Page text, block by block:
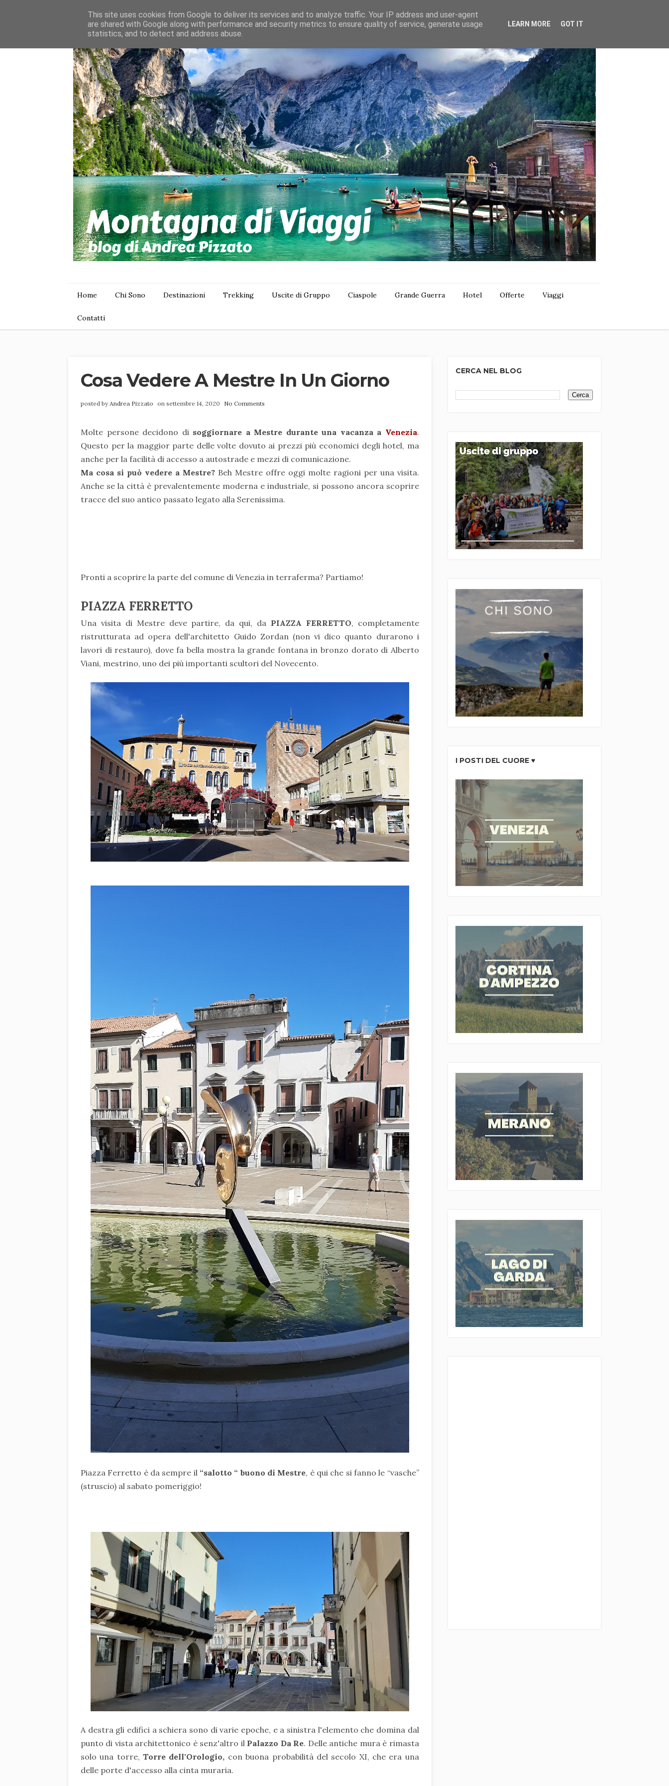
Home Chi Sono Destinazioni Trekking Uscite di Gruppo Ciaspole Grande Guerra Hotel Offerte Viaggi
Contatti
Cosa Vedere A Mestre In Un Giorno
posted byAndrea Pizzato on settembre 14, 2020 No Comments
Molte persone decidono di soggiornare a Mestre durante una vacanza a Venezia.
Questo per la maggior parte delle volte dovuto ai prezzi più economici degli hotel, ma
anche per la facilità di accesso a autostrade e mezzi di comunicazione.
Ma cosa si può vedere a Mestre?Beh Mestre offre oggi molte ragioni per una visita.
Anche se la città è prevalentemente moderna e industriale, si possono ancora scoprire
tracce del suo antico passato legato alla Serenissima.
Pronti a scoprire la parte del comune di Venezia in terraferma? Partiamo!
PIAZZA FERRETTO
Una visita di Mestre deve partire, da qui, da PIAZZA FERRETTO, completamente
ristrutturata ad opera dell'architetto Guido Zordan (non vi dico quanto durarono i
lavori di restauro), dove fa bella mostra la grande fontana in bronzo dorato di Alberto
Viani, mestrino, uno dei più importanti scultori del Novecento.
Piazza Ferretto è da sempre il “salotto “ buono di Mestre, è qui che si fanno le “vasche”
(struscio) al sabato pomeriggio!
A destra gli edifici a schiera sono di varie epoche, e a sinistra l'elemento che domina dal
punto di vista architettonico è senz'altro ilPalazzo Da Re. Delle antiche mura è rimasta
solo una torre, Torre dell'Orologio, con buona probabilità del secolo XI, che era una
delle porte d'accesso alla cinta muraria.
CERCA NEL BLOG
I POSTI DEL CUORE ♥
This site uses cookies from Google to deliver its services and to analyze traffic. Your IP address and user-agent
are shared with Google along with performance and security metrics to ensure quality of service, generate usage
statistics, and to detect and address abuse.
LEARN MORE GOT IT